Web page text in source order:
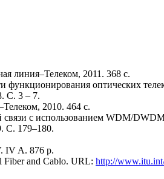
линия–Телеком, 2011. 368 с.
оптических
С. 3 – 7.
2010. 464 с.
с использованием WDM/
С. 179–180.
IV A. 876 p.
Fiber and Cablo. URL: http://